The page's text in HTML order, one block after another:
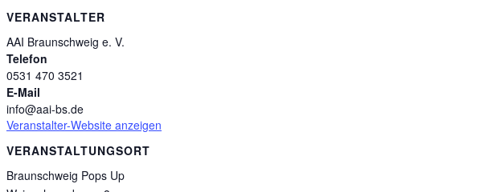
VERANSTALTER
AAI Braunschweig e. V.
Telefon
0531 470 3521
E-Mail
info@aai-bs.de
Veranstalter-Website anzeigen
VERANSTALTUNGSORT
Braunschweig Pops Up